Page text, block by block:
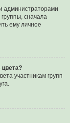
администраторами
сначала
ему личное
участникам групп